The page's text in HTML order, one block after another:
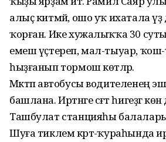
алыҫ китмәй, ошо уҡ ихатала
ҡорған. Ике хужалыҡҡа 30 сутый
емеш үҫтереп, мал-тыуар, ҡош-
һыҙғанып тормош көтәләр.
Мәктәп автобусы водителенең
башлана. Иртәнге сәғәт һигеҙгә
Ташбулат станцияһы балаларын
Шуға тиклем кәртә-ҡураһында